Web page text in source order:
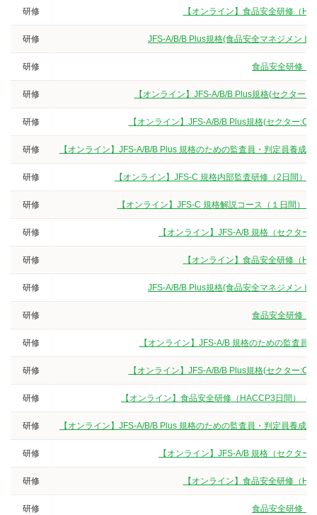
研修 【オンライン】食品安全研修（
研修 JFS-A/B/B Plus規格(食品安全マネジメント
研修 食品安全研修（
研修 【オンライン】JFS-A/B/B Plus規格(セクタ
研修 【オンライン】JFS-A/B/B Plus規格(セクター
研修 【オンライン】JFS-A/B/B Plus 規格のための監査員・判定員養
研修 【オンライン】JFS-C 規格内部監査研修（2日間）
研修 【オンライン】JFS-C 規格解説コース（１日間）
研修 【オンライン】JFS-A/B 規格（セクタ
研修 【オンライン】食品安全研修（
研修 JFS-A/B/B Plus規格(食品安全マネジメント
研修 食品安全研修（
研修 【オンライン】JFS-A/B 規格のための監査
研修 【オンライン】JFS-A/B/B Plus規格(セクター
研修 【オンライン】食品安全研修（HACCP3日間）
研修 【オンライン】JFS-A/B/B Plus 規格のための監査員・判定員養
研修 【オンライン】JFS-A/B 規格（セクタ
研修 【オンライン】食品安全研修（
研修 食品安全研修（